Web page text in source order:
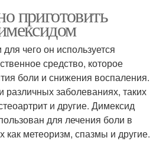
приготовить
чего он используется
средство, которое
боли и снижения воспаления.
различных заболеваниях, таких
и другие. Димексид
для лечения боли в
как метеоризм, спазмы и другие.